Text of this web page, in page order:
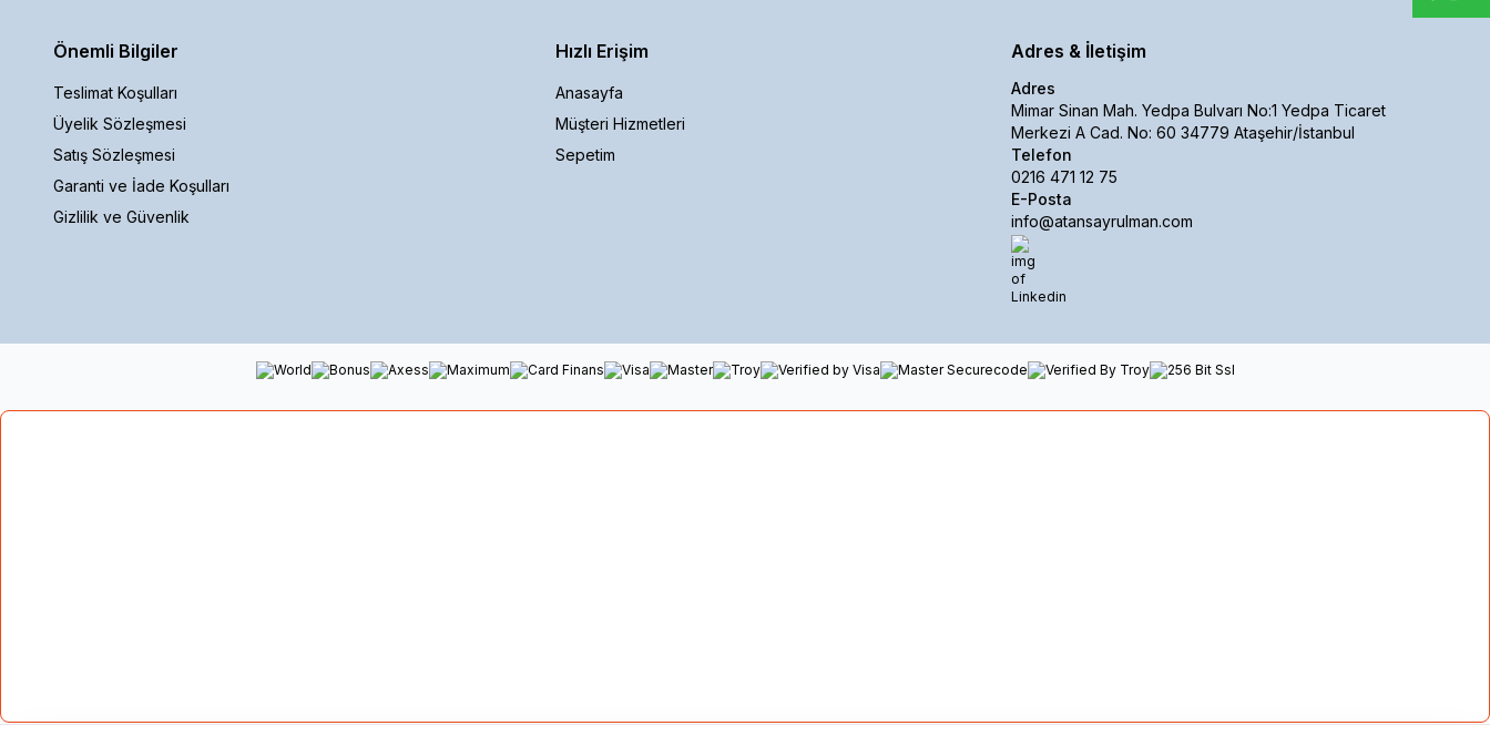
Önemli Bilgiler
Teslimat Koşulları
Üyelik Sözleşmesi
Satış Sözleşmesi
Garanti ve İade Koşulları
Gizlilik ve Güvenlik
Hızlı Erişim
Anasayfa
Müşteri Hizmetleri
Sepetim
Adres & İletişim
Adres
Mimar Sinan Mah. Yedpa Bulvarı No:1 Yedpa Ticaret
Merkezi A Cad. No: 60 34779 Ataşehir/İstanbul
Telefon
0216 471 12 75
E-Posta
info@atansayrulman.com